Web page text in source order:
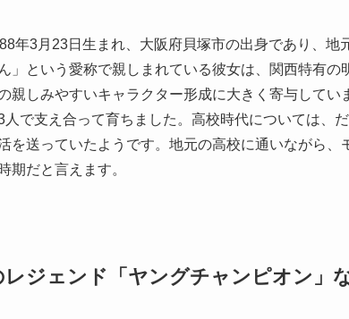
年3月23日生まれ、大阪府貝塚市の出身であり、地
」という愛称で親しまれている彼女は、関西特有の
親しみやすいキャラクター形成に大きく寄与して
人で支え合って育ちました。高校時代については、
を送っていたようです。地元の高校に通いながら
期だと言えます。
ジェンド「ヤングチャンピオン」